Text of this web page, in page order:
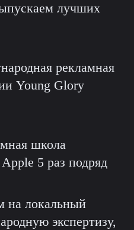
лучших
рекламная
Young Glory
школа
5 раз подряд
локальный
экспертизу,